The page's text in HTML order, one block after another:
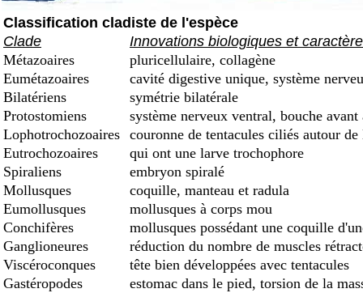
Classification cladiste de l'espèce
Clade
Innovations biologiques et
Métazoaires
pluricellulaire, collagène
Eumétazoaires
cavité digestive unique, système
Bilatériens
symétrie bilatérale
Protostomiens
système nerveux ventral, bouche avant
Lophotrochozoaires couronne de tentacules ciliés autour de
Eutrochozoaires
qui ont une larve trochophore
Spiraliens
embryon spiralé
Mollusques
coquille, manteau et radula
Eumollusques
mollusques à corps mou
Conchifères
mollusques possédant une coquille
Ganglioneures
réduction du nombre de muscles
Viscéroconques
tête bien développées avec tentacules
Gastéropodes
estomac dans le pied, torsion de la